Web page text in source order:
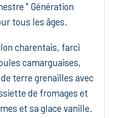
" Génération
tous les âges.
charentais, farci
camarguaises,
terre grenailles avec
de fromages et
et sa glace vanille.